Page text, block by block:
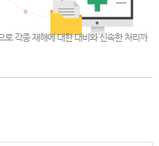
각종 재해에 대한 대비와 신속한 처리까